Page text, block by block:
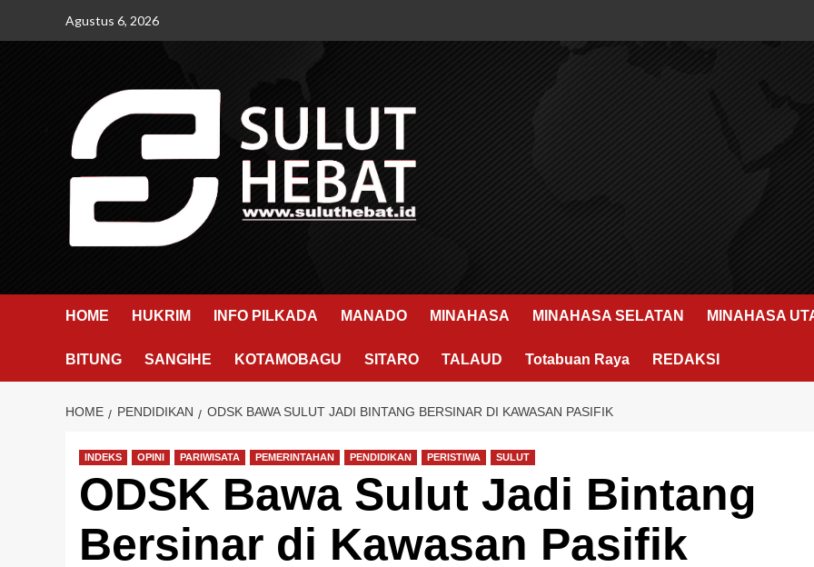
Agustus 6, 2026
HOME HUKRIM INFO PILKADA MANADO MINAHASA MINAHASA SELATAN MINAHASA
BITUNG SANGIHE KOTAMOBAGU SITARO TALAUD Totabuan Raya REDAKSI
HOME PENDIDIKAN ODSK BAWA SULUT JADI BINTANG BERSINAR DI KAWASAN PASIFIK
INDEKS OPINI PARIWISATA PEMERINTAHAN PENDIDIKAN PERISTIWA SULUT
ODSK Bawa Sulut Jadi Bintang
Bersinar di Kawasan Pasifik